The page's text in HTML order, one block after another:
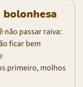
bolonhesa
não passar raiva:
ficar bem
primeiro, molhos